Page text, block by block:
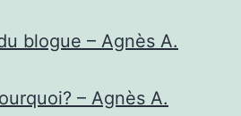
blogue – Agnès A.
– Agnès A.